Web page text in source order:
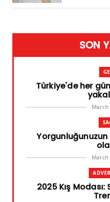
SON
Türkiye'de her
March
Yorgunluğunuzun
March
2025 Kış